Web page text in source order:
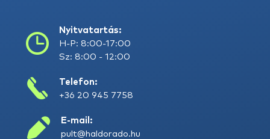
Nyitvatartás:
H-P: 8:00-17:00
Sz: 8:00 - 12:00
Telefon:
+36 20 945 7758
E-mail:
pult@haldorado.hu